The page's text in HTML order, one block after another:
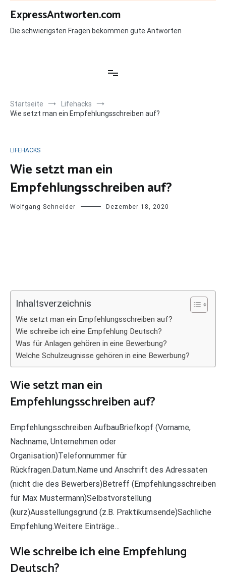
Zum
Inhalt
springen
ExpressAntworten.com
Die schwierigsten Fragen bekommen gute Antworten
Startseite
Lifehacks
Wie setzt man ein Empfehlungsschreiben auf?
LIFEHACKS
Wie setzt man ein
Empfehlungsschreiben auf?
Wolfgang Schneider Dezember 18, 2020
Inhaltsverzeichnis
Wie setzt man ein Empfehlungsschreiben auf?
Wie schreibe ich eine Empfehlung Deutsch?
Was für Anlagen gehören in eine Bewerbung?
Welche Schulzeugnisse gehören in eine Bewerbung?
Wie setzt man ein
Empfehlungsschreiben auf?
Empfehlungsschreiben AufbauBriefkopf (Vorname,
Nachname, Unternehmen oder
Organisation)Telefonnummer für
Rückfragen.Datum.Name und Anschrift des Adressaten
(nicht die des Bewerbers)Betreff (Empfehlungsschreiben
für Max Mustermann)Selbstvorstellung
(kurz)Ausstellungsgrund (z.B. Praktikumsende)Sachliche
Empfehlung.Weitere Einträge…
Wie schreibe ich eine Empfehlung
Deutsch?